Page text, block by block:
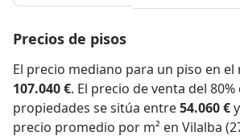
Precios de pisos
El precio mediano para un piso en el
107.040 €. El precio de venta del 80%
propiedades se sitúa entre54.060 €y
precio promedio por m² en Vilalba